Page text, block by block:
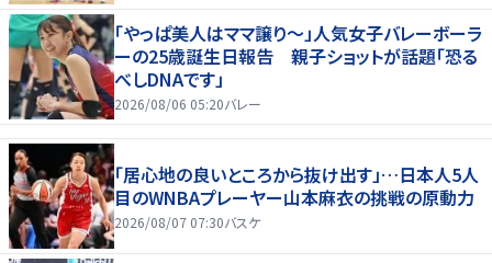
「やっぱ美人はママ譲り～」人気女子バレーボーラ
ーの25歳誕生日報告 親子ショットが話題「恐る
べしDNAです」
2026/08/06 05:20バレー
「居心地の良いところから抜け出す」…日本人5人
目のWNBAプレーヤー山本麻衣の挑戦の原動力
2026/08/07 07:30バスケ